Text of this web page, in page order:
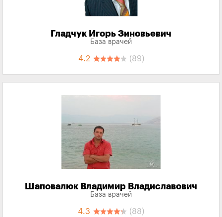
Гладчук Игорь Зиновьевич
База врачей
4.2 (89)
Шаповалюк Владимир Владиславович
База врачей
4.3 (88)